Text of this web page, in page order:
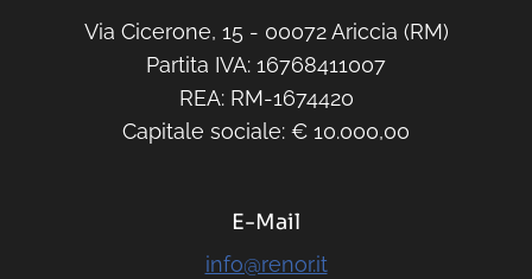
Via Cicerone, 15 - 00072 Ariccia (RM)
Partita IVA: 16768411007
REA: RM-1674420
Capitale sociale: € 10.000,00
E-Mail
info@renor.it